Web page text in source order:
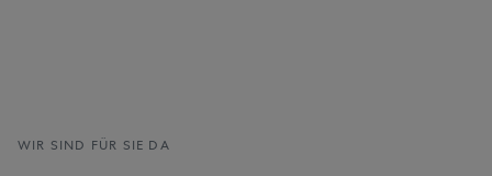
WIR SIND FÜR SIE DA